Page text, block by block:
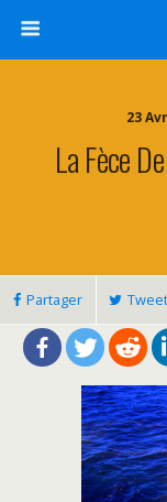
23
La Fèce
Partager